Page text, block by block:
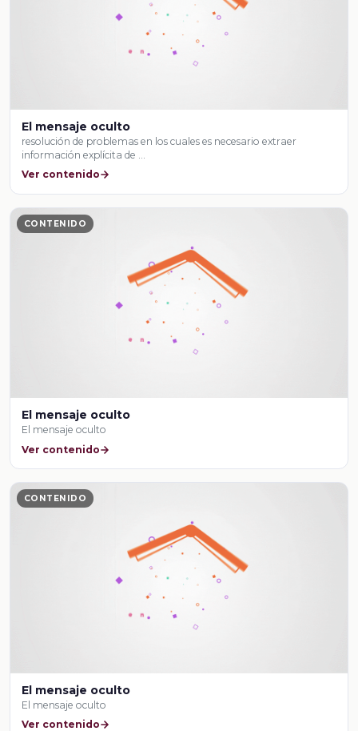
El mensaje oculto
resolución de problemas en los cuales es necesario extraer
información explícita de …
Ver contenido
CONTENIDO
El mensaje oculto
El mensaje oculto
Ver contenido
CONTENIDO
El mensaje oculto
El mensaje oculto
Ver contenido